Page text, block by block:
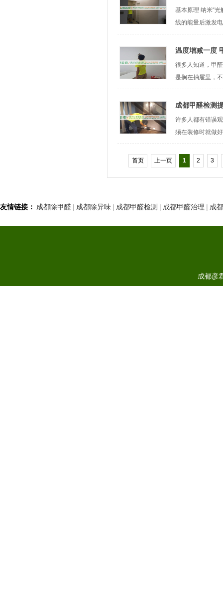
基本原理 纳米“
线的能量后激发
温度增减一度
很多人知道，甲
是搁在抽屉里，
成都甲醛检测
许多人都有错误
须在装修时就做
首页 上一页 1 2 3
友情链接： 成都除甲醛 | 成都除异味 | 成都甲醛检测 | 成都甲醛治理 | 成
成都彦